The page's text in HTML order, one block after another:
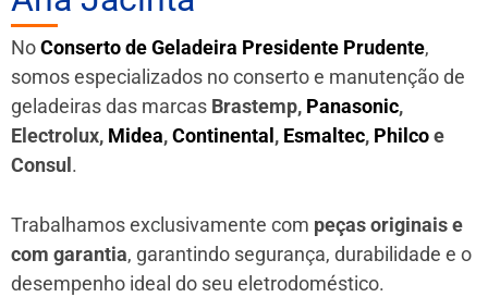
NoConserto de Geladeira Presidente Prudente,
somos especializados no conserto e manutenção de
geladeiras das marcas Brastemp, Panasonic,
Electrolux, Midea,Continental, Esmaltec, Philcoe
Consul.
Trabalhamos exclusivamente com peças originais e
com garantia, garantindo segurança, durabilidade e o
desempenho ideal do seu eletrodoméstico.